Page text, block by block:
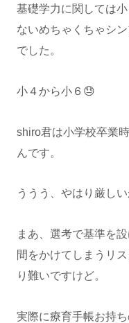
基礎学力に関しては
ないめちゃくちゃシ
でした。
小４から小６😓
shiro君は小学校卒業
んです。
ううう、やはり厳しい
まあ、選考で基準を
間をかけてしまうリ
り難いですけど。
実際に療育手帳お持